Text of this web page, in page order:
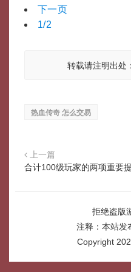
下一页
1/2
转载请注明出处：
热血传奇 怎么交易
上一篇
合计100级玩家的两项重要
拒绝盗版
注释：本站发
Copyright